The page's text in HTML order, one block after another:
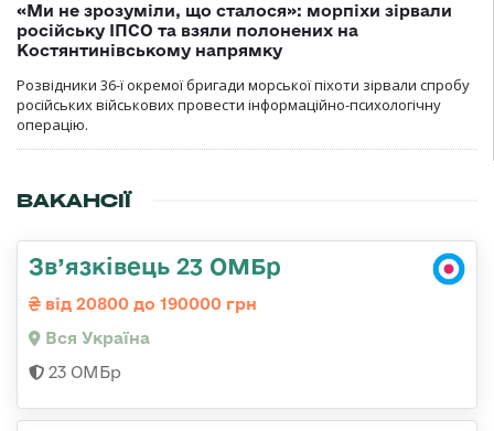
«Ми не зрозуміли, що сталося»: морпіхи зірвали
російську ІПСО та взяли полонених на
Костянтинівському напрямку
Розвідники 36-ї окремої бригади морської піхоти зірвали спробу
російських військових провести інформаційно-психологічну
операцію.
ВАКАНСІЇ
Зв’язківець 23 ОМБр
від 20800 до 190000 грн
Вся Україна
23 ОМБр